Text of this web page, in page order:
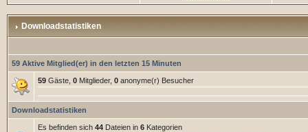
Downloadstatistiken
59 Aktive Mitglied(er) in den letzten 15 Minuten
59Gäste, 0Mitglieder, 0anonyme(r) Besucher
Downloadstatistiken
Es befinden sich 44Dateien in 6Kategorien